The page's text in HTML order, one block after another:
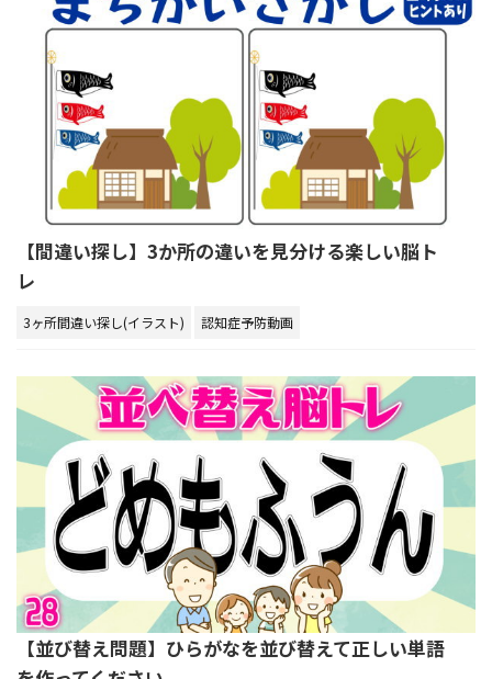
【間違い探し】3か所の違いを見分ける楽しい脳ト
レ
3ヶ所間違い探し(イラスト) 認知症予防動画
【並び替え問題】ひらがなを並び替えて正しい単語